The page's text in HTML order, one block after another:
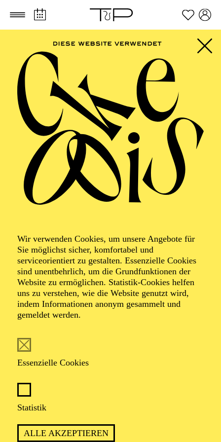
Zum Hauptinhalt springen Zum Footer springen
Wir verwenden Cookies, um unsere Angebote für
Sie möglichst sicher, komfortabel und
serviceorientiert zu gestalten. Essenzielle Cookies
sind unentbehrlich, um die Grundfunktionen der
Website zu ermöglichen. Statistik-Cookies helfen
uns zu verstehen, wie die Website genutzt wird,
indem Informationen anonym gesammelt und
gemeldet werden.
Essenzielle Cookies
Statistik
ALLE AKZEPTIEREN
Thomas Hohler
Tenor
Bereits im Alter von 11 Jahren spielte der in Bottrop
geborene Thomas Hohler in der Duisburger Aufführung
"Musical" und im gleichen Jahr Förderpreisträger beim
"Bundeswettbewerb Gesang" in Berlin und begann ein
Studium an der Universität der Künste in Berlin.